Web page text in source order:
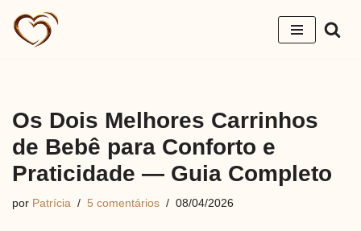
Pular
Os Dois Melhores Carrinhos
de Bebê para Conforto e
Praticidade — Guia Completo
por Patrícia 5 comentários 08/04/2026